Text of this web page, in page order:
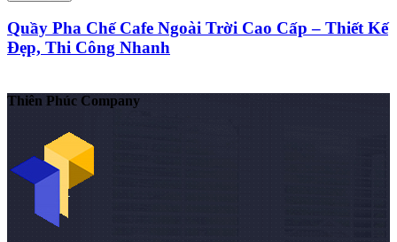
Quầy Pha Chế Cafe Ngoài Trời Cao Cấp – Thiết Kế
Đẹp, Thi Công Nhanh
Thiên Phúc Company